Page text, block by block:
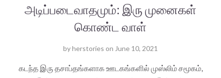
அடிப்படைவாதமும்: இரு முனைகள்
கொண்ட வாள்
byherstories on June 10, 2021
கடந்த இரு தசாப்தங்களாக ஊடகங்களில் முஸ்லிம் சமூகம்,